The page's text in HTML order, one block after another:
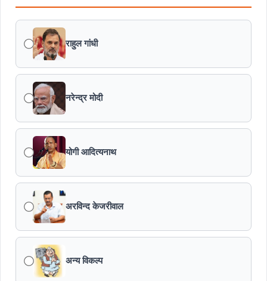
मुख्यमंत्री डॉ. यादव ने गुरुदेव रवीन्द्रनाथ टैगोर की पुण्यतिथि पर की
श्रद्धांजलि अर्पित
राहुल गांधी
नरेन्द्र मोदी
योगी आदित्यनाथ
अरविन्द केजरीवाल
अन्य विकल्प